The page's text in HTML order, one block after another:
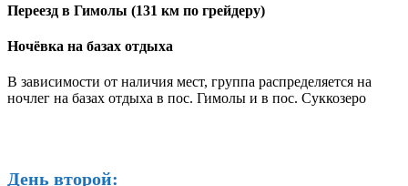
Переезд в Гимолы (131 км по грейдеру)
Ночёвка на базах отдыха
В зависимости от наличия мест, группа распределяется на
ночлег на базах отдыха в пос. Гимолы и в пос. Суккозеро
День второй: